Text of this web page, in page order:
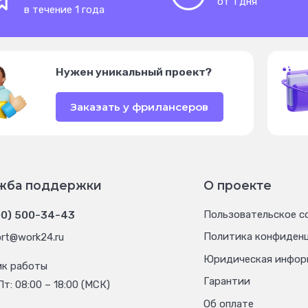
в течение 1 года
Нужен уникальный проект?
Заказать у фрилансеров
поддержки
500-34-43
работы
08:00 – 18:00 (МСК)
О проекте
Пользовательское
Политика
Юридическая
Гарантии
Об оплате